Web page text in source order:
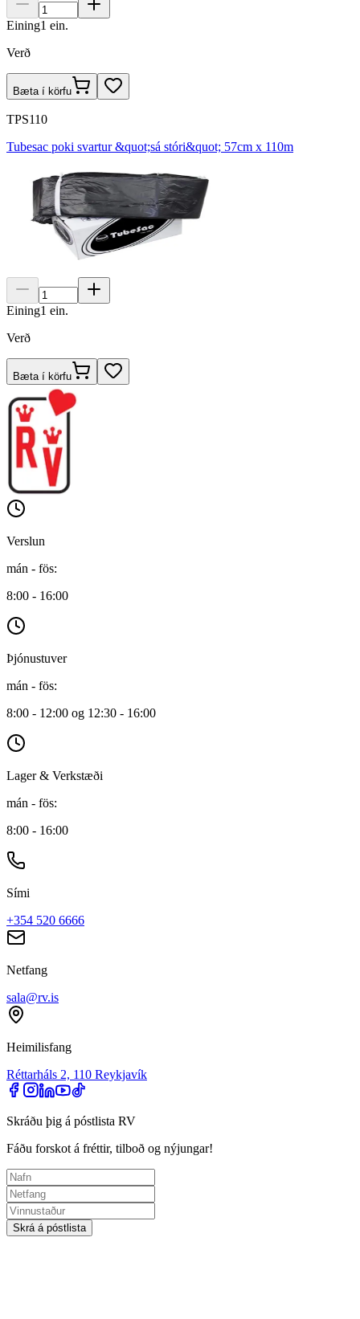
Eining1 ein.
Verð
Bæta í körfu
TPS110
Tubesac poki svartur &quot;sá stóri&quot; 57cm x 110m
Eining1 ein.
Verð
Bæta í körfu
Verslun
mán - fös:
8:00 - 16:00
Þjónustuver
mán - fös:
8:00 - 12:00 og 12:30 - 16:00
Lager & Verkstæði
mán - fös:
8:00 - 16:00
Sími
+354 520 6666
Netfang
sala@rv.is
Heimilisfang
Réttarháls 2, 110 Reykjavík
Skráðu þig á póstlista RV
Fáðu forskot á fréttir, tilboð og nýjungar!
Skrá á póstlista